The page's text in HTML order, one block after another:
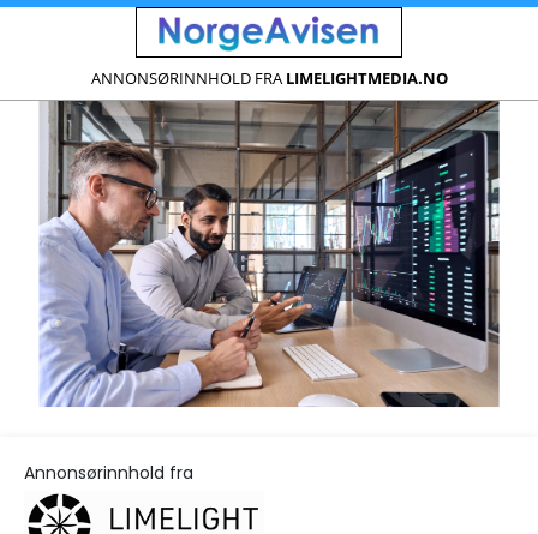
ANNONSØRINNHOLD FRA LIMELIGHTMEDIA.NO
Annonsørinnhold fra